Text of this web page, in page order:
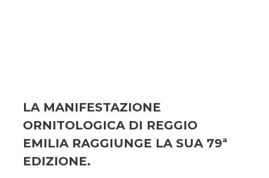
LA MANIFESTAZIONE
ORNITOLOGICA DI REGGIO
EMILIA RAGGIUNGE LA SUA 79ª
EDIZIONE.